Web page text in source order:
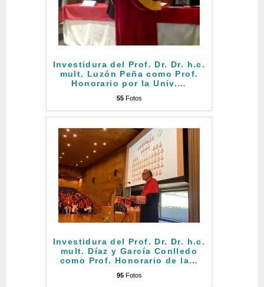
Investidura del Prof. Dr. Dr. h.c.
mult. Luzón Peña como Prof.
Honorario por la Univ.…
55Fotos
Investidura del Prof. Dr. Dr. h.c.
mult. Díaz y García Conlledo
como Prof. Honorario de la…
95Fotos